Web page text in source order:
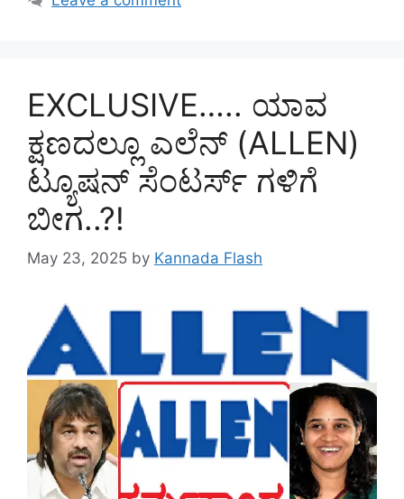
EXCLUSIVE….. ಯಾವ
ಕ್ಷಣದಲ್ಲೂ ಎಲೆನ್‌ (ALLEN)
ಟ್ಯೂಷನ್‌ ಸೆಂಟರ್ಸ್‌ ಗಳಿಗೆ
ಬೀಗ..?!
May 23, 2025 by Kannada Flash